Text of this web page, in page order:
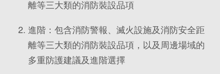
離等三大類的消防裝設品項
進階：包含消防警報、滅火設施及消防安全距
離等三大類的消防裝設品項，以及周邊場域的
多重防護建議及進階選擇